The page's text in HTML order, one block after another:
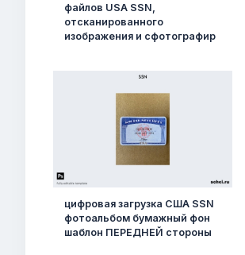
файлов USA SSN,
отсканированного
изображения и сфотографир
цифровая загрузка США SSN
фотоальбом бумажный фон
шаблон ПЕРЕДНЕЙ стороны